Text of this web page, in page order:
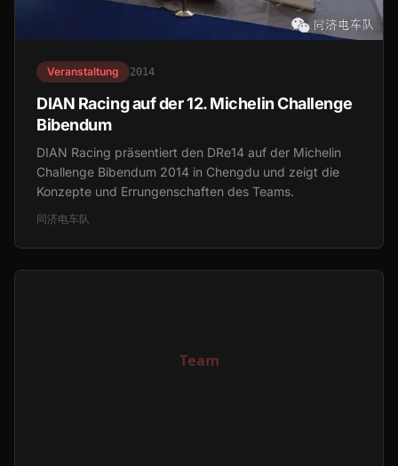
Veranstaltung 2014
DIAN Racing auf der 12. Michelin Challenge
Bibendum
DIAN Racing präsentiert den DRe14 auf der Michelin
Challenge Bibendum 2014 in Chengdu und zeigt die
Konzepte und Errungenschaften des Teams.
同济电车队